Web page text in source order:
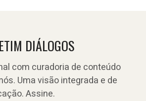
DIÁLOGOS
com curadoria de conteúdo
Uma visão integrada e de
Assine.